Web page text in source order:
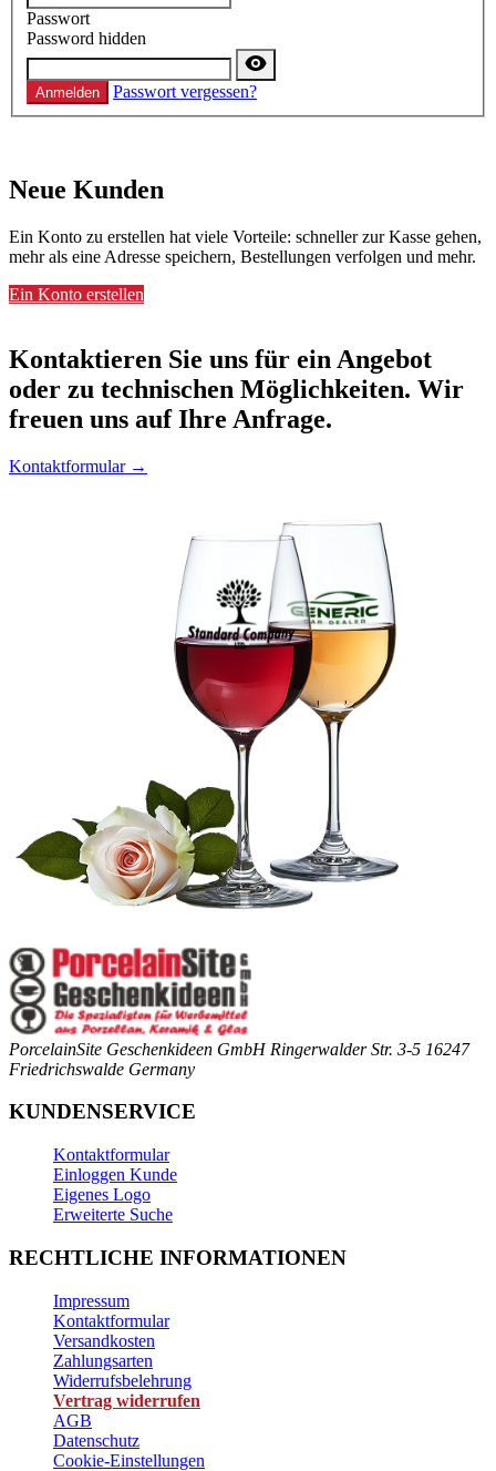
Passwort
Password hidden
Anmelden Passwort vergessen?
Neue Kunden
Ein Konto zu erstellen hat viele Vorteile: schneller zur Kasse gehen,
mehr als eine Adresse speichern, Bestellungen verfolgen und mehr.
Ein Konto erstellen
Kontaktieren Sie uns für ein Angebot
oder zu technischen Möglichkeiten. Wir
freuen uns auf Ihre Anfrage.
Kontaktformular →
PorcelainSite Geschenkideen GmbH Ringerwalder Str. 3-5 16247
Friedrichswalde Germany
KUNDENSERVICE
Kontaktformular
Einloggen Kunde
Eigenes Logo
Erweiterte Suche
RECHTLICHE INFORMATIONEN
Impressum
Kontaktformular
Versandkosten
Zahlungsarten
Widerrufsbelehrung
Vertrag widerrufen
AGB
Datenschutz
Cookie-Einstellungen